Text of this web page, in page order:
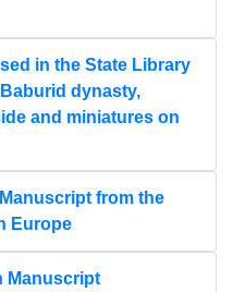
in the State Library
dynasty,
and miniatures on
from the
Europe
Manuscript